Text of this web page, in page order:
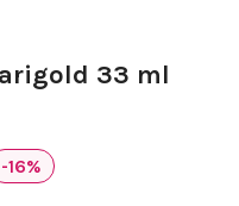
33 ml
-16%